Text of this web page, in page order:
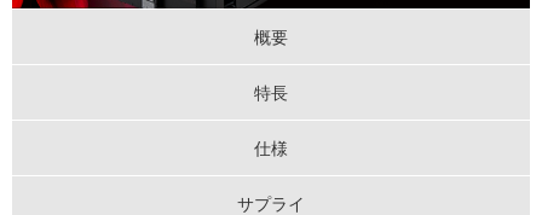
概要
特長
仕様
サプライ